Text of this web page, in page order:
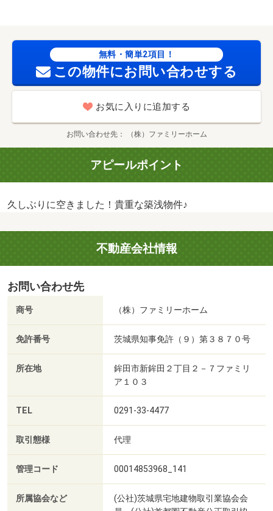
無料・簡単2項目！
この物件にお問い合わせする
お気に入りに追加する
お問い合わせ先 （株）ファミリーホーム
アピールポイント
久しぶりに空きました！貴重な築浅物件♪
不動産会社情報
お問い合わせ先
商号 （株）ファミリーホーム
免許番号 茨城県知事免許（９）第３８７０号
所在地
鉾田市新鉾田２丁目２－７ファミリ
ア１０３
TEL 0291-33-4477
取引態様 代理
管理コード 00014853968_141
所属協会など
(公社)茨城県宅地建物取引業協会会